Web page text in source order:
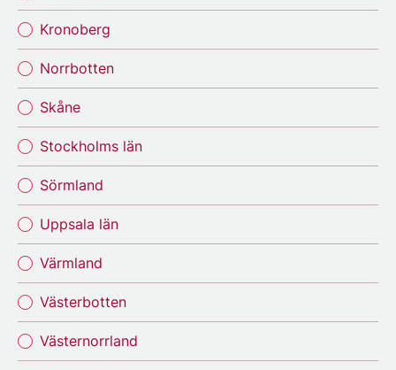
Kronoberg
Norrbotten
Skåne
Stockholms län
Sörmland
Uppsala län
Värmland
Västerbotten
Västernorrland